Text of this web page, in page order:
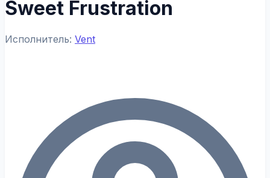
Sweet Frustration
Исполнитель: Vent